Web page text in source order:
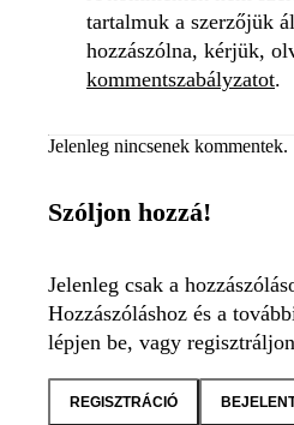
tartalmuk a szerzőjük
hozzászólna, kérjük,
kommentszabályzatot.
Jelenleg nincsenek kommentek.
Szóljon hozzá!
Jelenleg csak a
Hozzászóláshoz és a
lépjen be, vagy
REGISZTRÁCIÓ